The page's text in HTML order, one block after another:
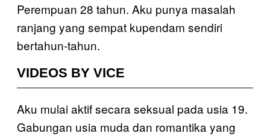
Perempuan 28 tahun. Aku punya masalah
ranjang yang sempat kupendam sendiri
bertahun-tahun.
VIDEOS BY VICE
Aku mulai aktif secara seksual pada usia 19.
Gabungan usia muda dan romantika yang